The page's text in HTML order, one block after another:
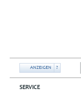
ANZEIGEN ?
SERVICE